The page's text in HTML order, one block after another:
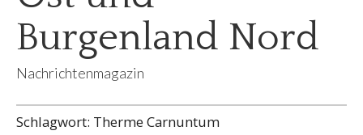
Burgenland Nord
Nachrichtenmagazin
Schlagwort: Therme Carnuntum